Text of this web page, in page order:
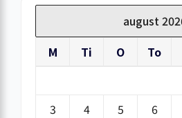
august
M
Ti O To
3
4 5 6